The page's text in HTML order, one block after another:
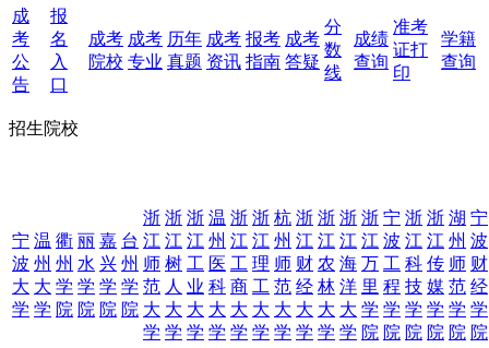
成
考
公
告
报
名
入
口
成考
院校
成考
专业
历年
真题
成考
资讯
报考
指南
成考
答疑
分
数
线
成绩
查询
准考
证打
印
学籍
查询
招生院校
宁
波
大
学
温
州
大
学
衢
州
学
院
丽
水
学
院
嘉
兴
学
院
台
州
学
院
浙
江
师
范
大
学
浙
江
树
人
大
学
浙
江
工
业
大
学
温
州
医
科
大
学
浙
江
工
商
大
学
浙
江
理
工
大
学
杭
州
师
范
大
学
浙
江
财
经
大
学
浙
江
农
林
大
学
浙
江
海
洋
大
学
浙
江
万
里
学
院
宁
波
工
程
学
院
浙
江
科
技
学
院
浙
江
传
媒
学
院
湖
州
师
范
学
院
宁
波
财
经
学
院